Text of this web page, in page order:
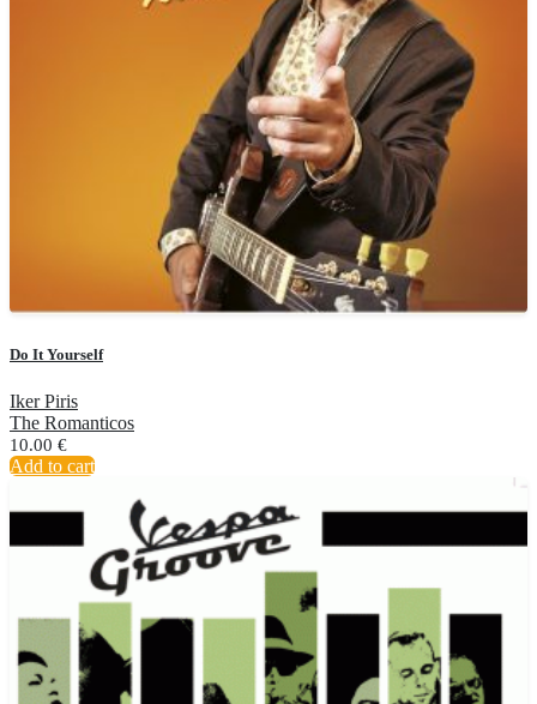
Do It Yourself
Iker Piris
The Romanticos
10.00 €
Add to cart